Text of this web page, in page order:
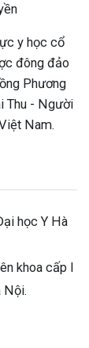
y học cổ
đông đảo
Phương
Thu - Người
Nam.
học Y Hà
khoa cấp I
Nội.